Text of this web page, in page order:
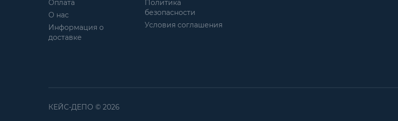
Оплата
О нас
Информация о
доставке
Политика
безопасности
Условия соглашения
КЕЙС-ДЕПО © 2026